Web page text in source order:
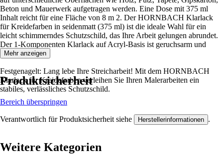
Beton und Mauerwerk aufgetragen werden. Eine Dose mit 375 ml
Inhalt reicht für eine Fläche von 8 m 2. Der HORNBACH Klarlack
für Kreidefarben in seidenmatt (375 ml) ist die ideale Wahl für ein
leicht schimmerndes Schutzschild, das Ihre Arbeit gelungen abrundet.
Der 1-Komponenten Klarlack auf Acryl-Basis ist geruchsarm und
abriebfest.
Festgenagelt: Lang lebe Ihre Streicharbeit! Mit dem HORNBACH
Klarlack für Kreidefarben verleihen Sie Ihren Malerarbeiten ein
stabiles, verlässliches Schutzschild.
Mehr anzeigen
Produktsicherheit
Bereich überspringen
Verantwortlich für Produktsicherheit siehe Herstellerinformationen .
Weitere Kategorien